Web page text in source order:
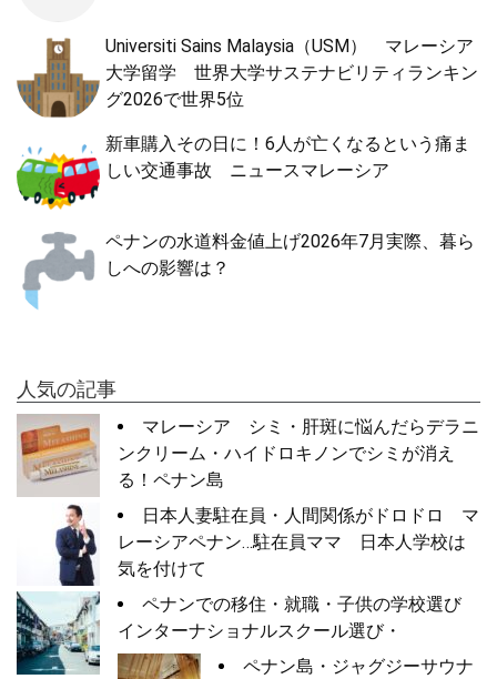
Universiti Sains Malaysia（USM） マレーシア
大学留学 世界大学サステナビリティランキン
グ2026で世界5位
新車購入その日に！6人が亡くなるという痛ま
しい交通事故 ニュースマレーシア
ペナンの水道料金値上げ2026年7月実際、暮ら
しへの影響は？
人気の記事
マレーシア シミ・肝斑に悩んだらデラニ
ンクリーム・ハイドロキノンでシミが消え
る！ペナン島
日本人妻駐在員・人間関係がドロドロ マ
レーシアペナン…駐在員ママ 日本人学校は
気を付けて
ペナンでの移住・就職・子供の学校選び
インターナショナルスクール選び・
ペナン島・ジャグジーサウナ